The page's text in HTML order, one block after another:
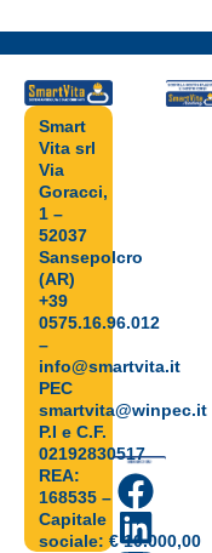
Smart
Vita srl
Via
Goracci,
1 –
52037
Sansepolcro
(AR)
+39
0575.16.96.012
–
info@smartvita.it
PEC
smartvita@winpec.it
P.I e C.F.
02192830517
REA:
168535 –
Capitale
sociale: € 10.000,00